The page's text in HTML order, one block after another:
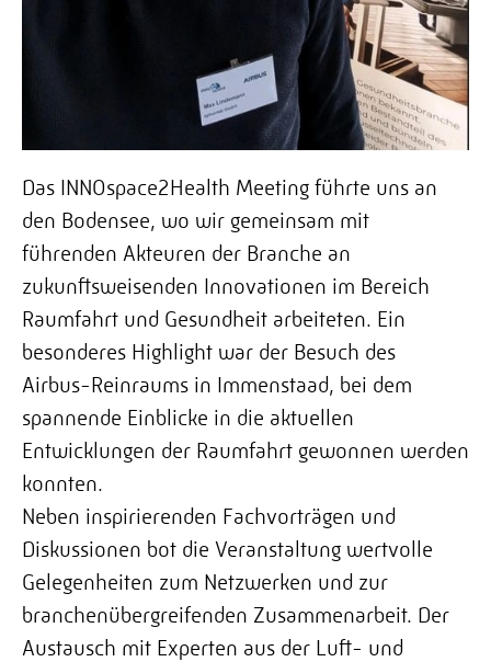
Das INNOspace2Health Meeting führte uns an
den Bodensee, wo wir gemeinsam mit
führenden Akteuren der Branche an
zukunftsweisenden Innovationen im Bereich
Raumfahrt und Gesundheit arbeiteten. Ein
besonderes Highlight war der Besuch des
Airbus-Reinraums in Immenstaad, bei dem
spannende Einblicke in die aktuellen
Entwicklungen der Raumfahrt gewonnen werden
konnten.
Neben inspirierenden Fachvorträgen und
Diskussionen bot die Veranstaltung wertvolle
Gelegenheiten zum Netzwerken und zur
branchenübergreifenden Zusammenarbeit. Der
Austausch mit Experten aus der Luft- und